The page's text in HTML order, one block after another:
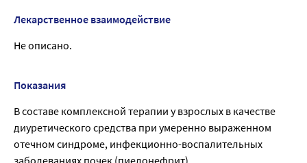
Лекарственное взаимодействие
Не описано.
Показания
В составе комплексной терапии у взрослых в качестве
диуретического средства при умеренно выраженном
отечном синдроме, инфекционно-воспалительных
заболеваниях почек (пиелонефрит).